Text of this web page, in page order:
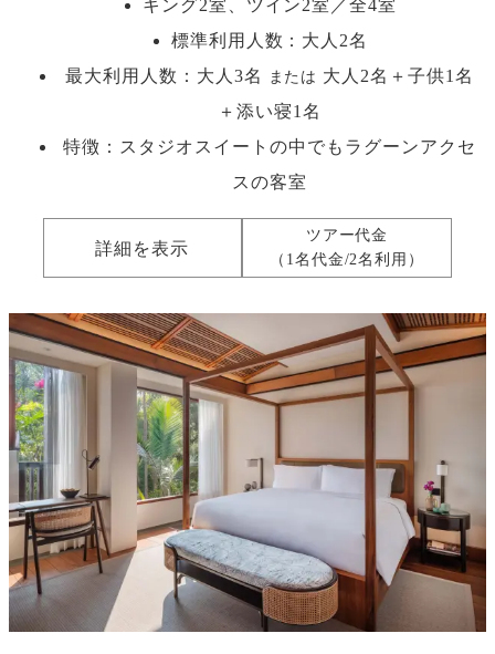
キング2室、ツイン2室／全4室
標準利用人数： 大人2名
最大利用人数： 大人3名 または 大人2名＋子供1名
＋添い寝1名
特徴：スタジオスイートの中でもラグーンアクセ
スの客室
詳細を表示
ツアー代金
（1名代金/2名利用）